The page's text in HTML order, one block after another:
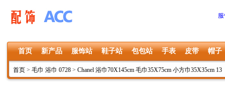
首页 新产品 服饰站 鞋子站 包包站 手表 皮带 帽子
首页 > 毛巾 浴巾 0728 > Chanel 浴巾70X145cm 毛巾35X75cm 小方巾35X35cm 13